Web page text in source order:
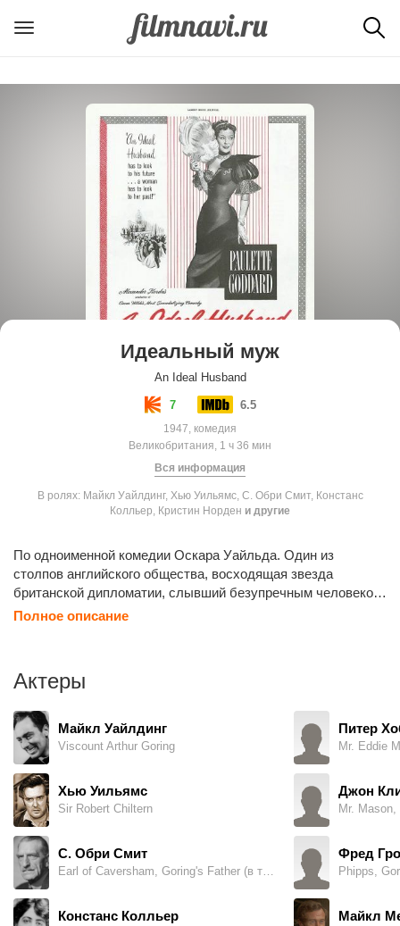
Идеальный муж
An Ideal Husband
7 6.5
1947, комедия
Великобритания, 1 ч 36 мин
Вся информация
В ролях: Майкл Уайлдинг, Хью Уильямс, С. Обри Смит, Констанс
Колльер, Кристин Норден и другие
По одноименной комедии Оскара Уайльда. Один из
столпов английского общества, восходящая звезда
британской дипломатии, слывший безупречным человеком
и идеальным мужем, оказывается замешанным в грязном
Полное описание
Актеры
Майкл Уайлдинг
Viscount Arthur Goring
Хью Уильямс
Sir Robert Chiltern
С. Обри Смит
Earl of Caversham, Goring's Father (в титрах: Sir C. Aubrey Smith)
Констанс Колльер
Питер
Mr. Eddie
Джон
Mr.
Фред
Phipps,
Майкл